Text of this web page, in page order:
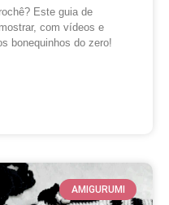
Este guia de
com vídeos e
bonequinhos do zero!
AMIGURUMI